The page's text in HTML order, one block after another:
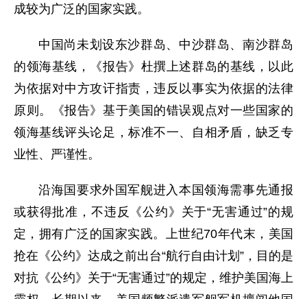
成较为广泛的国家实践。
中国尚未划设东沙群岛、中沙群岛、南沙群岛
的领海基线，《报告》杜撰上述群岛的基线，以此
为依据对中方攻讦指责，违反以事实为依据的法律
原则。《报告》基于美国的错误观点对一些国家的
领海基线评头论足，标准不一、自相矛盾，缺乏专
业性、严谨性。
沿海国要求外国军舰进入本国领海需事先通报
或获得批准，不违反《公约》关于“无害通过”的规
定，拥有广泛的国家实践。上世纪70年代末，美国
抢在《公约》达成之前出台“航行自由计划”，目的是
对抗《公约》关于“无害通过”的规定，维护美国海上